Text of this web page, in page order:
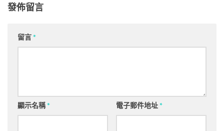
發佈留言
留言*
顯示名稱* 電子郵件地址*